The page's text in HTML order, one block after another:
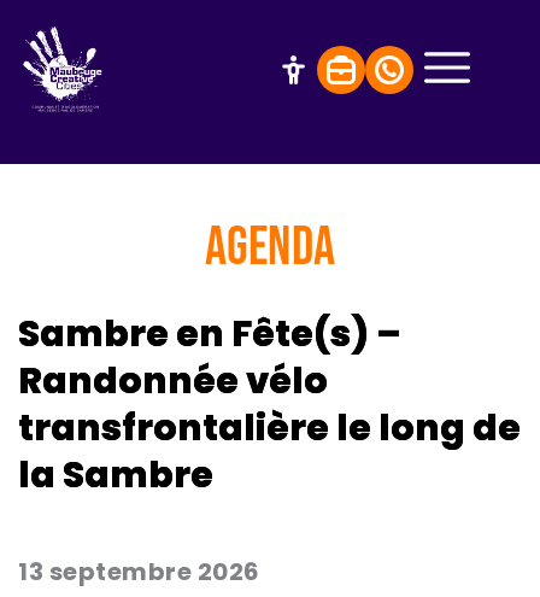
AGENDA
Sambre en Fête(s) –
Randonnée vélo
transfrontalière le long de
la Sambre
13 septembre 2026